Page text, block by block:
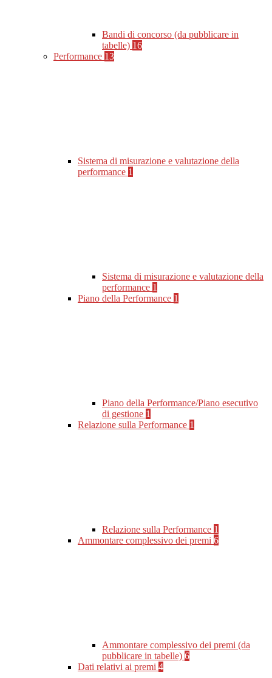
Bandi di concorso (da pubblicare in
tabelle) 16
Performance 13
Sistema di misurazione e valutazione della
performance 1
Sistema di misurazione e valutazione della
performance 1
Piano della Performance 1
Piano della Performance/Piano esecutivo
di gestione 1
Relazione sulla Performance 1
Relazione sulla Performance 1
Ammontare complessivo dei premi 6
Ammontare complessivo dei premi (da
pubblicare in tabelle) 6
Dati relativi ai premi 4